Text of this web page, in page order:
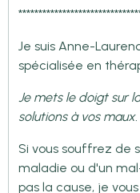
Je suis Anne-
spécialisée en
Je mets le doigt sur
solutions à vos maux.
Si vous souffrez de
maladie ou d'un
pas la cause, je